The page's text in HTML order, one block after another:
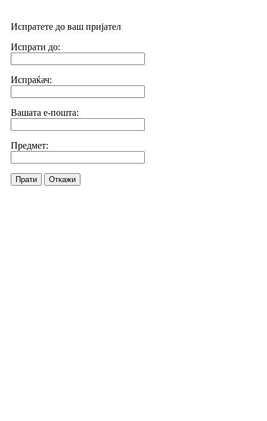
Испратете до ваш пријател
Испрати до:
Испраќач:
Вашата е-пошта:
Предмет:
Прати Откажи